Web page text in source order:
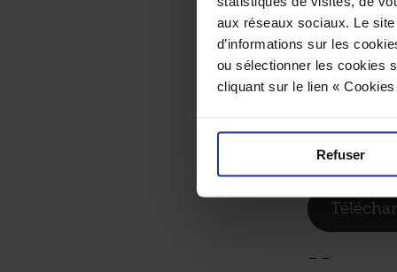
aux réseaux sociaux. Le
d’informations sur les
ou sélectionner les cookies
cliquant sur le lien «
Refuser
La Halle
fois en
– –
Sous les
De 11h à
– –